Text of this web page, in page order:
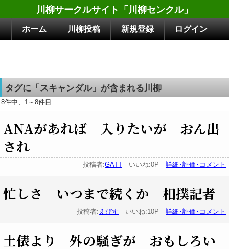
川柳サークルサイト「川柳センクル」
ホーム 川柳投稿 新規登録 ログイン
タグに「スキャンダル」が含まれる川柳
8件中、1～8件目
ANAがあれば 入りたいが おん出
され
投稿者:GATT いいね:0P 詳細･評価･コメント
忙しさ いつまで続くか 相撲記者
投稿者: えびす いいね:10P 詳細･評価･コメント
土俵より 外の騒ぎが おもしろい